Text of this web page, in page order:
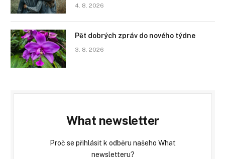
4. 8. 2026
Pět dobrých zpráv do nového týdne
3. 8. 2026
What newsletter
Proč se přihlásit k odběru našeho What
newsletteru?